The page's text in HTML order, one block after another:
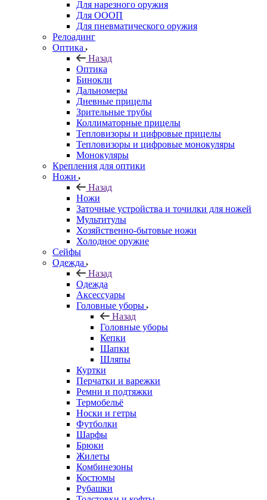
Для нарезного оружия
Для ОООП
Для пневматического оружия
Релоадинг
Оптика
Назад
Оптика
Бинокли
Дальномеры
Дневные прицелы
Зрительные трубы
Коллиматорные прицелы
Тепловизоры и цифровые прицелы
Тепловизоры и цифровые монокуляры
Монокуляры
Крепления для оптики
Ножи
Назад
Ножи
Заточные устройства и точилки для ножей
Мультитулы
Хозяйственно-бытовые ножи
Холодное оружие
Сейфы
Одежда
Назад
Одежда
Аксессуары
Головные уборы
Назад
Головные уборы
Кепки
Шапки
Шляпы
Куртки
Перчатки и варежки
Ремни и подтяжки
Термобельё
Носки и гетры
Футболки
Шарфы
Брюки
Жилеты
Комбинезоны
Костюмы
Рубашки